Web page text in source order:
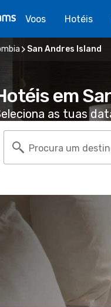
Voos Hotéis
San Andres Island
em
as tuas
Procura um